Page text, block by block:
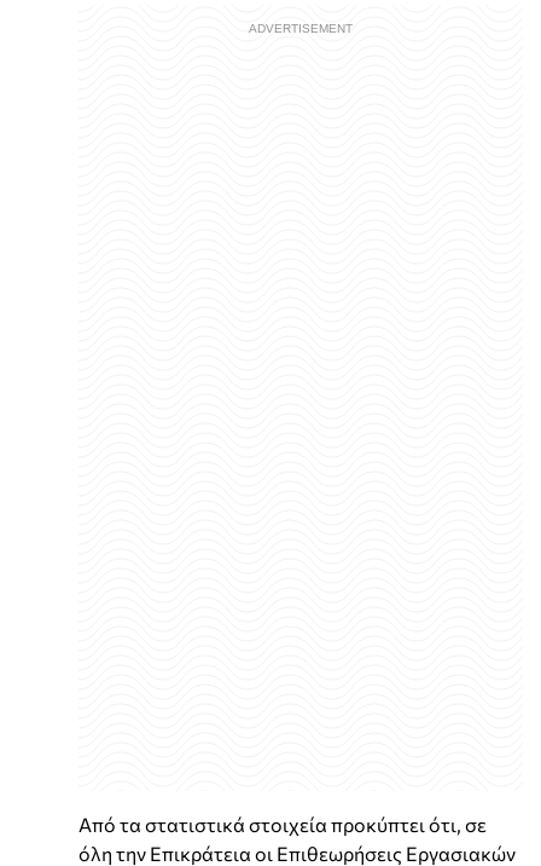
Από τα στατιστικά στοιχεία προκύπτει ότι, σε
όλη την Επικράτεια οι Επιθεωρήσεις Εργασιακών